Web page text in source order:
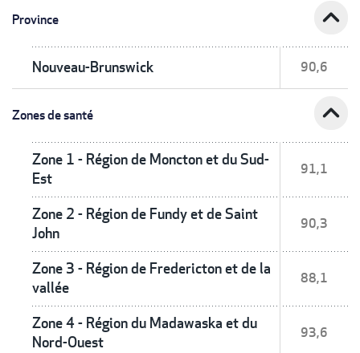
Province expand_less
Nouveau-Brunswick 90,6
Zones de santé expand_less
Zone 1 - Région de Moncton et du Sud-
Est
91,1
Zone 2 - Région de Fundy et de Saint
John
90,3
Zone 3 - Région de Fredericton et de la
vallée
88,1
Zone 4 - Région du Madawaska et du
Nord-Ouest
93,6